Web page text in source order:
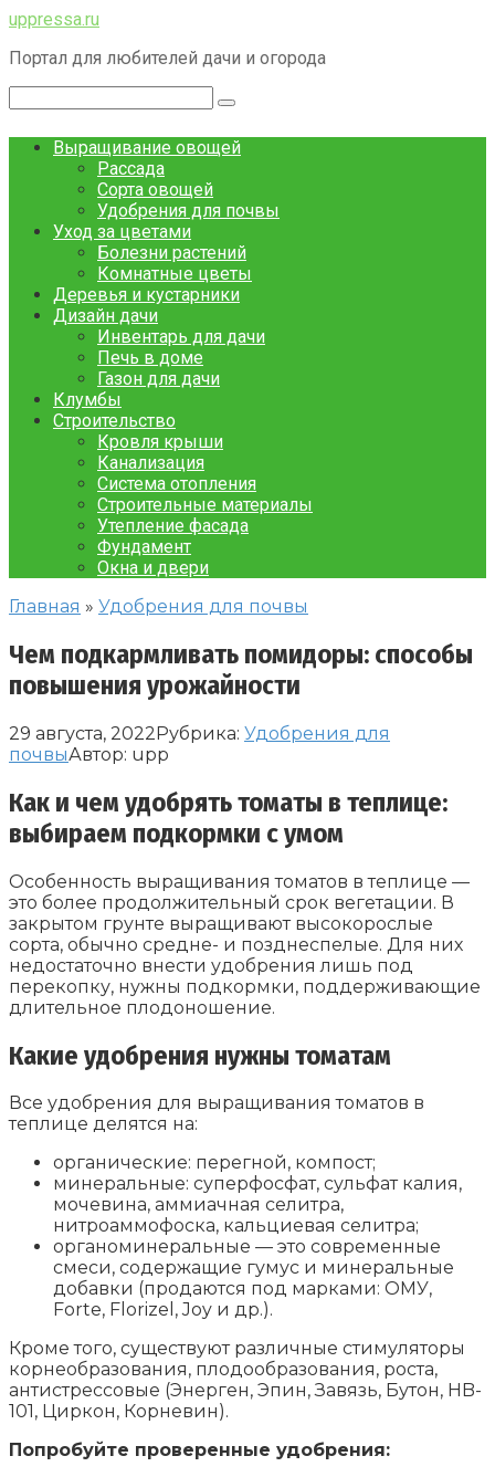
Перейти
контенту
uppressa.ru
Портал для любителей дачи и огорода
Выращивание овощей
Рассада
Сорта овощей
Удобрения для почвы
Уход за цветами
Болезни растений
Комнатные цветы
Деревья и кустарники
Дизайн дачи
Инвентарь для дачи
Печь в доме
Газон для дачи
Клумбы
Строительство
Кровля крыши
Канализация
Система отопления
Строительные материалы
Утепление фасада
Фундамент
Окна и двери
Главная » Удобрения для почвы
Чем подкармливать помидоры: способы
повышения урожайности
29 августа, 2022Рубрика: Удобрения для
почвыАвтор: upp
Как и чем удобрять томаты в теплице:
выбираем подкормки с умом
Особенность выращивания томатов в теплице —
это более продолжительный срок вегетации. В
закрытом грунте выращивают высокорослые
сорта, обычно средне- и позднеспелые. Для них
недостаточно внести удобрения лишь под
перекопку, нужны подкормки, поддерживающие
длительное плодоношение.
Какие удобрения нужны томатам
Все удобрения для выращивания томатов в
теплице делятся на:
органические: перегной, компост;
минеральные: суперфосфат, сульфат калия,
мочевина, аммиачная селитра,
нитроаммофоска, кальциевая селитра;
органоминеральные — это современные
смеси, содержащие гумус и минеральные
добавки (продаются под марками: ОМУ,
Forte, Florizel, Joy и др.).
Кроме того, существуют различные стимуляторы
корнеобразования, плодообразования, роста,
антистрессовые (Энерген, Эпин, Завязь, Бутон, HB-
101, Циркон, Корневин).
Попробуйте проверенные удобрения: